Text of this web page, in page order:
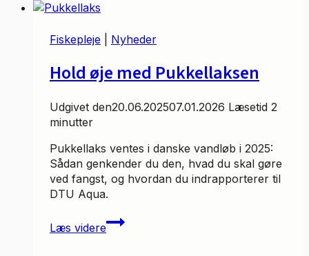
Fiskepleje
Nyheder
Hold øje med Pukkellaksen
Udgivet den20.06.202507.01.2026 Læsetid 2
minutter
Pukkellaks ventes i danske vandløb i 2025:
Sådan genkender du den, hvad du skal gøre
ved fangst, og hvordan du indrapporterer til
DTU Aqua.
Læs videre
Hold
øje